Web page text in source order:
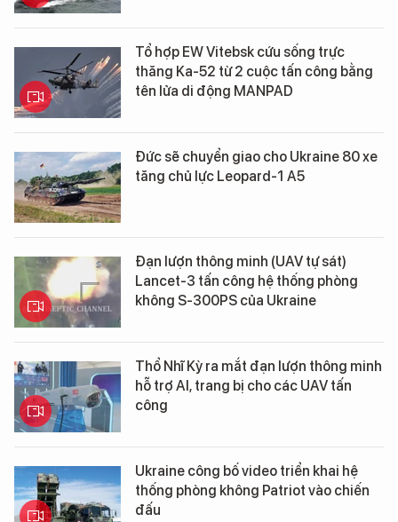
Tổ hợp EW Vitebsk cứu sống trực
thăng Ka-52 từ 2 cuộc tấn công bằng
tên lửa di động MANPAD
Đức sẽ chuyển giao cho Ukraine 80 xe
tăng chủ lực Leopard-1 A5
Đạn lượn thông minh (UAV tự sát)
Lancet-3 tấn công hệ thống phòng
không S-300PS của Ukraine
Thổ Nhĩ Kỳ ra mắt đạn lượn thông minh
hỗ trợ AI, trang bị cho các UAV tấn
công
Ukraine công bố video triển khai hệ
thống phòng không Patriot vào chiến
đấu